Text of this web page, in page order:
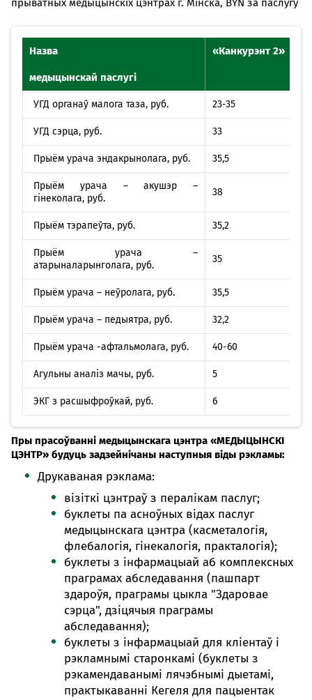
прыватных медыцынскіх цэнтрах г. Мінска, BYN за паслугу
Назва
медыцынскай паслугі
«Канкурэнт 2»
УГД органаў малога таза, руб. 23-35
УГД сэрца, руб. 33
Прыём урача эндакрынолага, руб. 35,5
Прыём урача – акушэр –
гінеколага, руб.
38
Прыём тэрапеўта, руб. 35,2
Прыём урача –
атарыналарынголага, руб.
35
Прыём урача – неўролага, руб. 35,5
Прыём урача – педыятра, руб. 32,2
Прыём урача -афтальмолага, руб. 40-60
Агульны аналіз мачы, руб. 5
ЭКГ з расшыфроўкай, руб. 6
Пры прасоўванні медыцынскага цэнтра «МЕДЫЦЫНСКІ
ЦЭНТР» будуць задзейнічаны наступныя віды рэкламы:
Друкаваная рэклама:
візіткі цэнтраў з пералікам паслуг;
буклеты па асноўных відах паслуг
медыцынскага цэнтра (касметалогія,
флебалогія, гінекалогія, практалогія);
буклеты з інфармацыай аб комплексных
праграмах абследавання (пашпарт
здароўя, праграмы цыкла "Здаровае
сэрца", дзіцячыя праграмы
абследавання);
буклеты з інфармацыай для кліентаў і
рэкламнымі старонкамі (буклеты з
рэкамендаванымі лячэбнымі дыетамі,
практыкаванні Кегеля для пацыентак